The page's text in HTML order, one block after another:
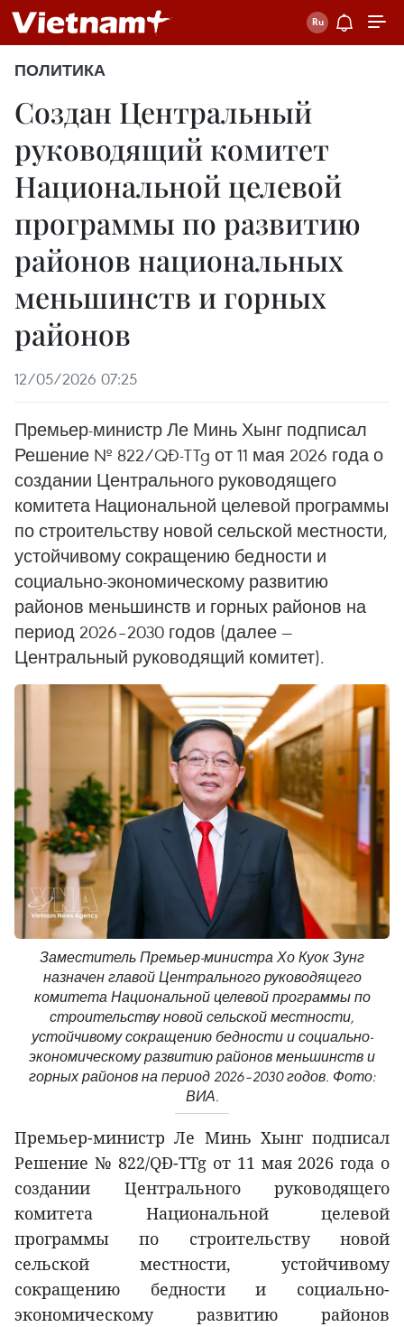
ПОЛИТИКА
Создан Центральный
руководящий комитет
Национальной целевой
программы по развитию
районов национальных
меньшинств и горных
районов
12/05/2026 07:25
Премьер-министр Ле Минь Хынг подписал
Решение № 822/QĐ-TTg от 11 мая 2026 года о
создании Центрального руководящего
комитета Национальной целевой программы
по строительству новой сельской местности,
устойчивому сокращению бедности и
социально-экономическому развитию
районов меньшинств и горных районов на
период 2026–2030 годов (далее —
Центральный руководящий комитет).
Заместитель Премьер-министра Хо Куок Зунг
назначен главой Центрального руководящего
комитета Национальной целевой программы по
строительству новой сельской местности,
устойчивому сокращению бедности и социально-
экономическому развитию районов меньшинств и
горных районов на период 2026–2030 годов. Фото:
ВИА.
Премьер-министр Ле Минь Хынг подписал
Решение № 822/QĐ-TTg от 11 мая 2026 года о
создании Центрального руководящего
комитета Национальной целевой
программы по строительству новой
сельской местности, устойчивому
сокращению бедности и социально-
экономическому развитию районов